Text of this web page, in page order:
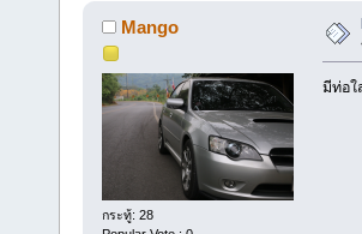
Mango
กระทู้: 28
มีท่อใ